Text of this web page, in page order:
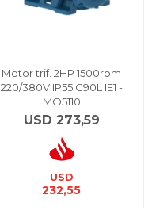
Motor trif. 2HP 1500rpm
220/380V IP55 C90L IE1 -
MO5110
USD 273,59
USD
232,55